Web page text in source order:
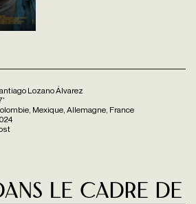
Lozano Álvarez
Mexique, Allemagne, France
le cadre de